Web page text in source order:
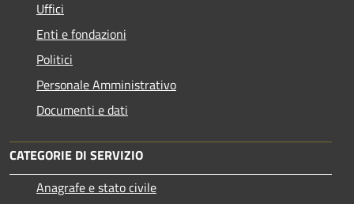
Uffici
Enti e fondazioni
Politici
Personale Amministrativo
Documenti e dati
CATEGORIE DI SERVIZIO
Anagrafe e stato civile